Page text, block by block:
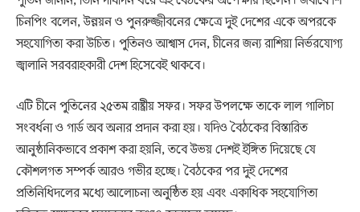
চিনপিং বলেন, উন্নয়ন ও পুনরুজ্জীবনের ক্ষেত্রে দুই দেশের একে অপরকে
সহযোগিতা করা উচিত। পুতিনও আশ্বাস দেন, চীনের জন্য রাশিয়া নির্ভরযোগ্য
জ্বালানি সরবরাহকারী দেশ হিসেবেই থাকবে।
এটি চীনে পুতিনের ২৫তম রাষ্ট্রীয় সফর। সফর উপলক্ষে তাকে লাল গালিচা
সংবর্ধনা ও গার্ড অব অনার প্রদান করা হয়। যদিও বৈঠকের বিস্তারিত
আনুষ্ঠানিকভাবে প্রকাশ করা হয়নি, তবে উভয় দেশই ইঙ্গিত দিয়েছে যে
কৌশলগত সম্পর্ক আরও গভীর হচ্ছে। বৈঠকের পর দুই দেশের
প্রতিনিধিদলের মধ্যে আলোচনা অনুষ্ঠিত হয় এবং একাধিক সহযোগিতা